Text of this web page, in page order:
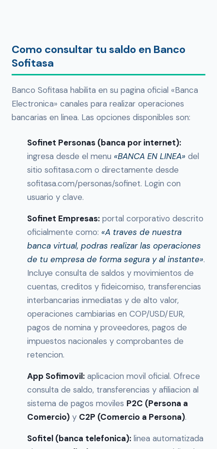
Como consultar tu saldo en Banco
Sofitasa
Banco Sofitasa habilita en su pagina oficial «Banca
Electronica» canales para realizar operaciones
bancarias en linea. Las opciones disponibles son:
Sofinet Personas (banca por internet):
ingresa desde el menu «BANCA EN LINEA» del
sitio sofitasa.com o directamente desde
sofitasa.com/personas/sofinet. Login con
usuario y clave.
Sofinet Empresas: portal corporativo descrito
oficialmente como: «A traves de nuestra
banca virtual, podras realizar las operaciones
de tu empresa de forma segura y al instante».
Incluye consulta de saldos y movimientos de
cuentas, creditos y fideicomiso, transferencias
interbancarias inmediatas y de alto valor,
operaciones cambiarias en COP/USD/EUR,
pagos de nomina y proveedores, pagos de
impuestos nacionales y comprobantes de
retencion.
App Sofimovil: aplicacion movil oficial. Ofrece
consulta de saldo, transferencias y afiliacion al
sistema de pagos moviles P2C (Persona a
Comercio) y C2P (Comercio a Persona).
Sofitel (banca telefonica): linea automatizada